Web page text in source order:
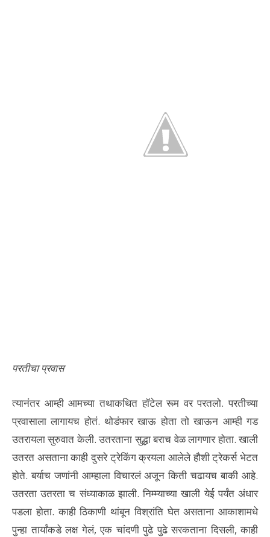
परतीचा प्रवास
त्यानंतर आम्ही आमच्या तथाकथित हॉटेल रूम वर परतलो. परतीच्या
प्रवासाला लागायच होतं. थोडंफार खाऊ होता तो खाऊन आम्ही गड
उतरायला सुरुवात केली. उतरताना सुद्धा बराच वेळ लागणार होता. खाली
उतरत असताना काही दुसरे ट्रेकिंग क्रयला आलेले हौशी ट्रेकर्स भेटत
होते. बर्याच जणांनी आम्हाला विचारलं अजून किती चढायच बाकी आहे.
उतरता उतरता च संध्याकाळ झाली. निम्म्याच्या खाली येई पर्यंत अंधार
पडला होता. काही ठिकाणी थांबून विश्रांति घेत असताना आकाशामधे
पुन्हा तार्यांकडे लक्ष गेलं, एक चांदणी पुढे पुढे सरकताना दिसली, काही